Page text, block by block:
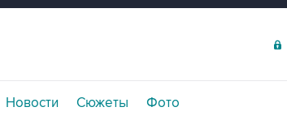
Новости Сюжеты Фото